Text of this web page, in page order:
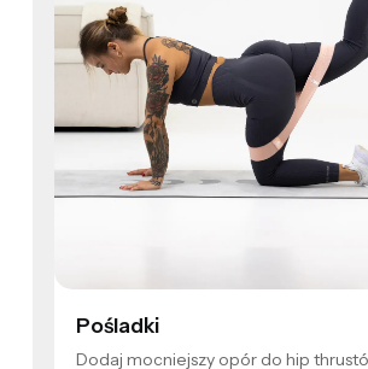
Pośladki
Dodaj mocniejszy opór do hip